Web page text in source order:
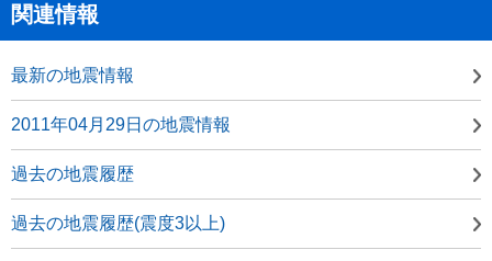
関連情報
最新の地震情報
2011年04月29日の地震情報
過去の地震履歴
過去の地震履歴(震度3以上)